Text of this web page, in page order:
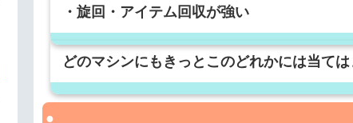
・旋回・アイテム回収が強い
どのマシンにもきっとこのどれかには当て